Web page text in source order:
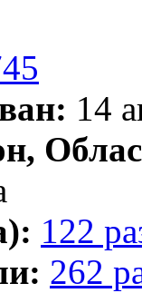
14
122
262